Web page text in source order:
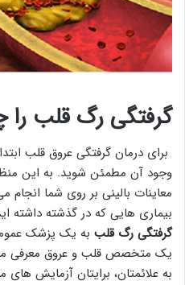
گرفتگی رگ قلب را
برای درمان گرفتگی عروق قلب
وجود آن مطمئن شوید. به این
معاینات بالینی بر روی شما
بیماری هایی که در گذشته داشته
گرفتگی رگ قلب به یک پزشک
یک متخصص قلب و عروق معرفی
به علائمتان، برایتان آزمایش های